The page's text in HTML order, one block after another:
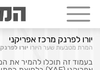
יורו לפרנק מרכז אפריקני
המרת מטבעות שער היורו יורו